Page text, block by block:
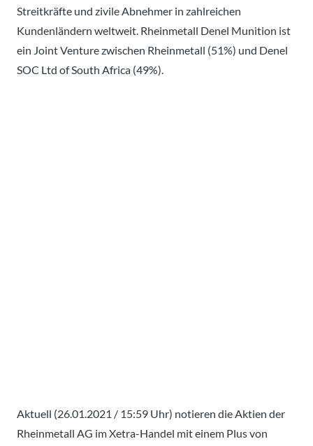
Streitkräfte und zivile Abnehmer in zahlreichen
Kundenländern weltweit. Rheinmetall Denel Munition ist
ein Joint Venture zwischen Rheinmetall (51%) und Denel
SOC Ltd of South Africa (49%).
Aktuell (26.01.2021 / 15:59 Uhr) notieren die Aktien der
Rheinmetall AG im Xetra-Handel mit einem Plus von